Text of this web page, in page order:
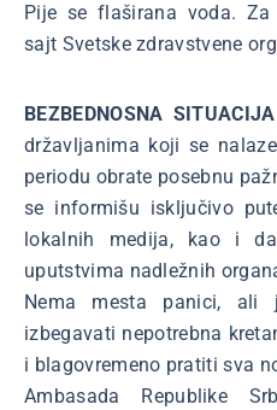
Pije se flaširana voda.
sajt Svetske zdravstvene
BEZBEDNOSNA SITUACIJA
državljanima koji se
periodu obrate posebnu
se informišu isključivo
lokalnih medija, kao i
uputstvima nadležnih
Nema mesta panici, ali
izbegavati nepotrebna
i blagovremeno pratiti sva
Ambasada Republike